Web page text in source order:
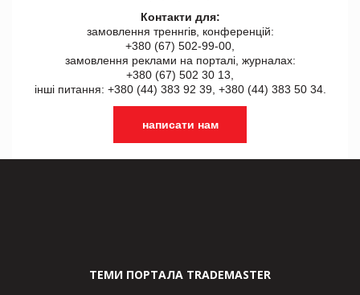
Контакти для:
замовлення треннгів, конференцій:
+380 (67) 502-99-00,
замовлення реклами на порталі, журналах:
+380 (67) 502 30 13,
інші питання: +380 (44) 383 92 39, +380 (44) 383 50 34.
написати нам
ТЕМИ ПОРТАЛА TRADEMASTER